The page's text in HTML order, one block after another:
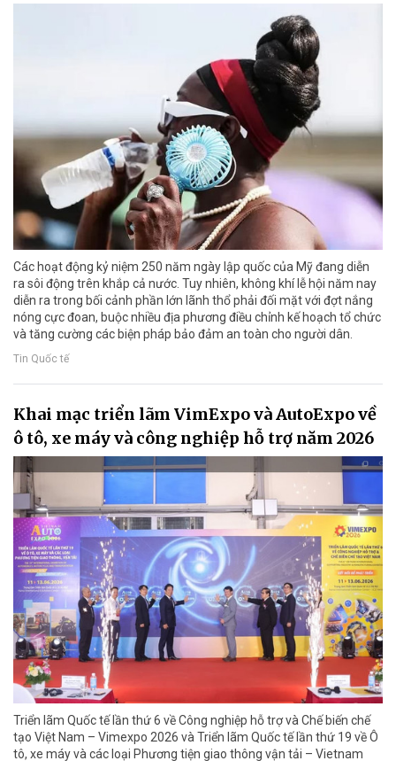
Các hoạt động kỷ niệm 250 năm ngày lập quốc của Mỹ đang diễn
ra sôi động trên khắp cả nước. Tuy nhiên, không khí lễ hội năm nay
diễn ra trong bối cảnh phần lớn lãnh thổ phải đối mặt với đợt nắng
nóng cực đoan, buộc nhiều địa phương điều chỉnh kế hoạch tổ chức
và tăng cường các biện pháp bảo đảm an toàn cho người dân.
Tin Quốc tế
Khai mạc triển lãm VimExpo và AutoExpo về
ô tô, xe máy và công nghiệp hỗ trợ năm 2026
Triển lãm Quốc tế lần thứ 6 về Công nghiệp hỗ trợ và Chế biến chế
tạo Việt Nam – Vimexpo 2026 và Triển lãm Quốc tế lần thứ 19 về Ô
tô, xe máy và các loại Phương tiện giao thông vận tải – Vietnam